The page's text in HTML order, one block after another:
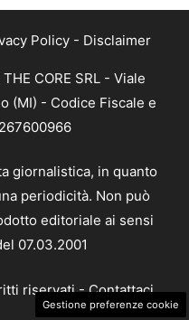
Policy - Disclaimer
CORE SRL - Viale
(MI) - Codice Fiscale e
giornalistica, in quanto
periodicità. Non può
editoriale ai sensi
07.03.2001
riservati -Contattaci
Gestione preferenze cookie